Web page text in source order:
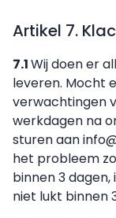
Artikel 7.
7.1Wij doen er
leveren. Mocht
verwachtingen
werkdagen na
sturen aan
het probleem
binnen 3
niet lukt binnen